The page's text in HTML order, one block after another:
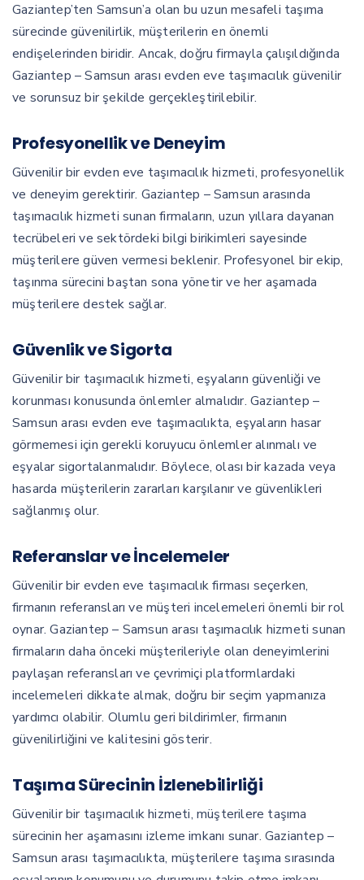
Gaziantep’ten Samsun’a olan bu uzun mesafeli taşıma
sürecinde güvenilirlik, müşterilerin en önemli
endişelerinden biridir. Ancak, doğru firmayla çalışıldığında
Gaziantep – Samsun arası evden eve taşımacılık güvenilir
ve sorunsuz bir şekilde gerçekleştirilebilir.
Profesyonellik ve Deneyim
Güvenilir bir evden eve taşımacılık hizmeti, profesyonellik
ve deneyim gerektirir. Gaziantep – Samsun arasında
taşımacılık hizmeti sunan firmaların, uzun yıllara dayanan
tecrübeleri ve sektördeki bilgi birikimleri sayesinde
müşterilere güven vermesi beklenir. Profesyonel bir ekip,
taşınma sürecini baştan sona yönetir ve her aşamada
müşterilere destek sağlar.
Güvenlik ve Sigorta
Güvenilir bir taşımacılık hizmeti, eşyaların güvenliği ve
korunması konusunda önlemler almalıdır. Gaziantep –
Samsun arası evden eve taşımacılıkta, eşyaların hasar
görmemesi için gerekli koruyucu önlemler alınmalı ve
eşyalar sigortalanmalıdır. Böylece, olası bir kazada veya
hasarda müşterilerin zararları karşılanır ve güvenlikleri
sağlanmış olur.
Referanslar ve İncelemeler
Güvenilir bir evden eve taşımacılık firması seçerken,
firmanın referansları ve müşteri incelemeleri önemli bir rol
oynar. Gaziantep – Samsun arası taşımacılık hizmeti sunan
firmaların daha önceki müşterileriyle olan deneyimlerini
paylaşan referansları ve çevrimiçi platformlardaki
incelemeleri dikkate almak, doğru bir seçim yapmanıza
yardımcı olabilir. Olumlu geri bildirimler, firmanın
güvenilirliğini ve kalitesini gösterir.
Taşıma Sürecinin İzlenebilirliği
Güvenilir bir taşımacılık hizmeti, müşterilere taşıma
sürecinin her aşamasını izleme imkanı sunar. Gaziantep –
Samsun arası taşımacılıkta, müşterilere taşıma sırasında